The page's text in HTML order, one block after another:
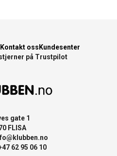
Kontakt ossKundesenter
på Trustpilot
gate 1
FLISA
62 95 06 10